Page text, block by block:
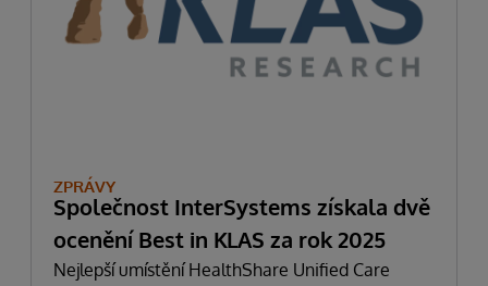
ZPRÁVY
Společnost InterSystems získala dvě
ocenění Best in KLAS za rok 2025
Nejlepší umístění HealthShare Unified Care